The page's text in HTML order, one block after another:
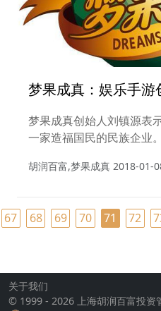
梦果成真：娱乐手游
梦果成真创始人刘镇源表
一家造福国民的民族企业。
胡润百富,梦果成真 2018-01-
67 68 69 70 71 72
关于我们
© 1999 - 2026 上海胡润百富投资